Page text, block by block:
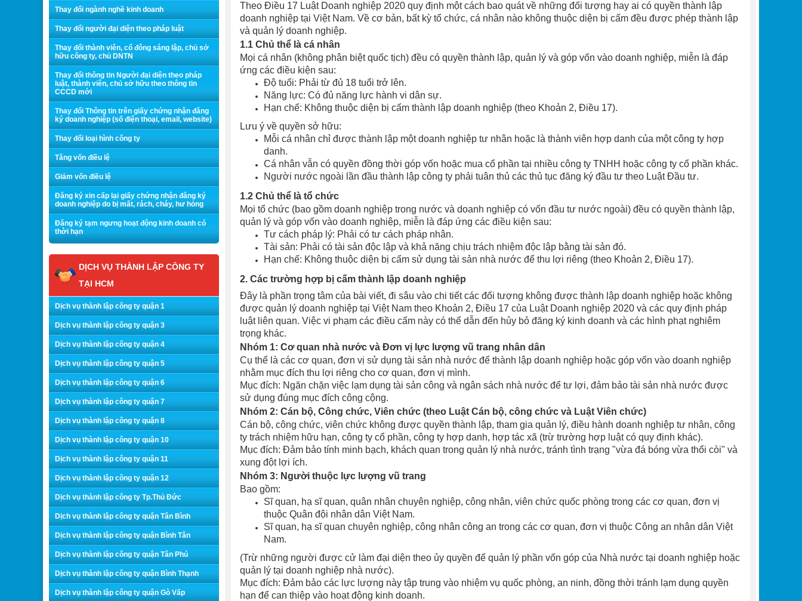
Theo Điều 17 Luật Doanh nghiệp 2020 quy định một cách bao quát về những đối tượng hay ai có quyền thành lập
doanh nghiệp tại Việt Nam. Về cơ bản, bất kỳ tổ chức, cá nhân nào không thuộc diện bị cấm đều được phép thành lập
và quản lý doanh nghiệp.
1.1 Chủ thể là cá nhân
Mọi cá nhân (không phân biệt quốc tịch) đều có quyền thành lập, quản lý và góp vốn vào doanh nghiệp, miễn là đáp
ứng các điều kiện sau:
Độ tuổi: Phải từ đủ 18 tuổi trở lên.
Năng lực: Có đủ năng lực hành vi dân sự.
Hạn chế: Không thuộc diện bị cấm thành lập doanh nghiệp (theo Khoản 2, Điều 17).
Lưu ý về quyền sở hữu:
Mỗi cá nhân chỉ được thành lập một doanh nghiệp tư nhân hoặc là thành viên hợp danh của một công ty hợp
danh.
Cá nhân vẫn có quyền đồng thời góp vốn hoặc mua cổ phần tại nhiều công ty TNHH hoặc công ty cổ phần khác.
Người nước ngoài lần đầu thành lập công ty phải tuân thủ các thủ tục đăng ký đầu tư theo Luật Đầu tư.
1.2 Chủ thể là tổ chức
Mọi tổ chức (bao gồm doanh nghiệp trong nước và doanh nghiệp có vốn đầu tư nước ngoài) đều có quyền thành lập,
quản lý và góp vốn vào doanh nghiệp, miễn là đáp ứng các điều kiện sau:
Tư cách pháp lý: Phải có tư cách pháp nhân.
Tài sản: Phải có tài sản độc lập và khả năng chịu trách nhiệm độc lập bằng tài sản đó.
Hạn chế: Không thuộc diện bị cấm sử dụng tài sản nhà nước để thu lợi riêng (theo Khoản 2, Điều 17).
2. Các trường hợp bị cấm thành lập doanh nghiệp
Đây là phần trọng tâm của bài viết, đi sâu vào chi tiết các đối tượng không được thành lập doanh nghiệp hoặc không
được quản lý doanh nghiệp tại Việt Nam theo Khoản 2, Điều 17 của Luật Doanh nghiệp 2020 và các quy định pháp
luật liên quan. Việc vi phạm các điều cấm này có thể dẫn đến hủy bỏ đăng ký kinh doanh và các hình phạt nghiêm
trọng khác.
Nhóm 1: Cơ quan nhà nước và Đơn vị lực lượng vũ trang nhân dân
Cụ thể là các cơ quan, đơn vị sử dụng tài sản nhà nước để thành lập doanh nghiệp hoặc góp vốn vào doanh nghiệp
nhằm mục đích thu lợi riêng cho cơ quan, đơn vị mình.
Mục đích: Ngăn chặn việc lạm dụng tài sản công và ngân sách nhà nước để tư lợi, đảm bảo tài sản nhà nước được
sử dụng đúng mục đích công cộng.
Nhóm 2: Cán bộ, Công chức, Viên chức (theo Luật Cán bộ, công chức và Luật Viên chức)
Cán bộ, công chức, viên chức không được quyền thành lập, tham gia quản lý, điều hành doanh nghiệp tư nhân, công
ty trách nhiệm hữu hạn, công ty cổ phần, công ty hợp danh, hợp tác xã (trừ trường hợp luật có quy định khác).
Mục đích: Đảm bảo tính minh bạch, khách quan trong quản lý nhà nước, tránh tình trạng "vừa đá bóng vừa thổi còi" và
xung đột lợi ích.
Nhóm 3: Người thuộc lực lượng vũ trang
Bao gồm:
Sĩ quan, hạ sĩ quan, quân nhân chuyên nghiệp, công nhân, viên chức quốc phòng trong các cơ quan, đơn vị
thuộc Quân đội nhân dân Việt Nam.
Sĩ quan, hạ sĩ quan chuyên nghiệp, công nhân công an trong các cơ quan, đơn vị thuộc Công an nhân dân Việt
Nam.
(Trừ những người được cử làm đại diện theo ủy quyền để quản lý phần vốn góp của Nhà nước tại doanh nghiệp hoặc
quản lý tại doanh nghiệp nhà nước).
Mục đích: Đảm bảo các lực lượng này tập trung vào nhiệm vụ quốc phòng, an ninh, đồng thời tránh lạm dụng quyền
hạn để can thiệp vào hoạt động kinh doanh.
Thay đổi ngành nghề kinh doanh
Thay đổi người đại diện theo pháp luật
Thay đổi thành viên, cổ đông sáng lập, chủ sở
hữu công ty, chủ DNTN
Thay đổi thông tin Người đại diện theo pháp
luật, thành viên, chủ sở hữu theo thông tin
CCCD mới
Thay đổi Thông tin trên giấy chứng nhận đăng
ký doanh nghiệp (số điện thoại, email, website)
Thay đổi loại hình công ty
Tăng vốn điều lệ
Giảm vốn điều lệ
Đăng ký xin cấp lại giấy chứng nhận đăng ký
doanh nghiệp do bị mất, rách, cháy, hư hỏng
Đăng ký tạm ngưng hoạt động kinh doanh có
thời hạn
DỊCH VỤ THÀNH LẬP CÔNG TY
TẠI HCM
Dịch vụ thành lập công ty quận 1
Dịch vụ thành lập công ty quận 3
Dịch vụ thành lập công ty quận 4
Dịch vụ thành lập công ty quận 5
Dịch vụ thành lập công ty quận 6
Dịch vụ thành lập công ty quận 7
Dịch vụ thành lập công ty quận 8
Dịch vụ thành lập công ty quận 10
Dịch vụ thành lập công ty quận 11
Dịch vụ thành lập công ty quận 12
Dịch vụ thành lập công ty Tp.Thủ Đức
Dịch vụ thành lập công ty quận Tân Bình
Dịch vụ thành lập công ty quận Bình Tân
Dịch vụ thành lập công ty quận Tân Phú
Dịch vụ thành lập công ty quận Bình Thạnh
Dịch vụ thành lập công ty quận Gò Vấp